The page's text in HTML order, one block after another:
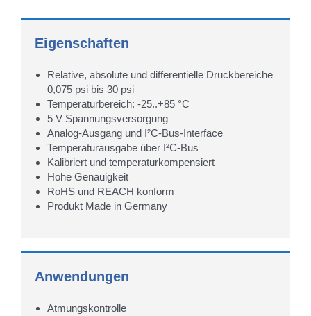
Eigenschaften
Relative, absolute und differentielle Druckbereiche
0,075 psi bis 30 psi
Temperaturbereich: -25..+85 °C
5 V Spannungsversorgung
Analog-Ausgang und I²C-Bus-Interface
Temperaturausgabe über I²C-Bus
Kalibriert und temperaturkompensiert
Hohe Genauigkeit
RoHS und REACH konform
Produkt Made in Germany
Anwendungen
Atmungskontrolle